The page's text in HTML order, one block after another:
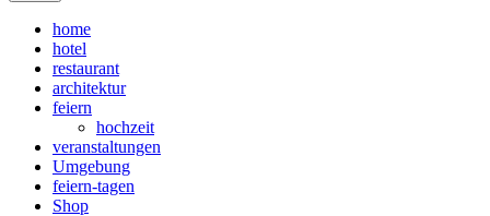
home
hotel
restaurant
architektur
feiern
hochzeit
veranstaltungen
Umgebung
feiern-tagen
Shop